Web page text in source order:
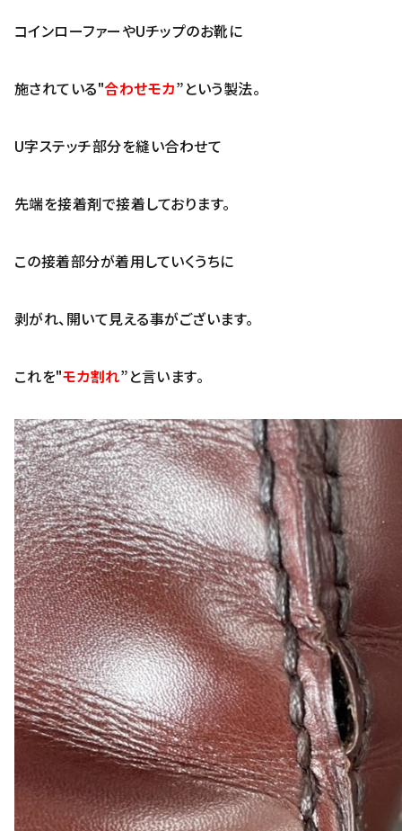
コインローファーやUチップのお靴に
施されている"合わせモカ”という製法。
U字ステッチ部分を縫い合わせて
先端を接着剤で接着しております。
この接着部分が着用していくうちに
剥がれ、開いて見える事がございます。
これを"モカ割れ”と言います。